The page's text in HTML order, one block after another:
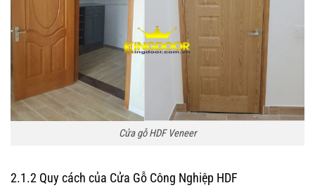
Cửa gỗ HDF Veneer
2.1.2 Quy cách của Cửa Gỗ Công Nghiệp HDF